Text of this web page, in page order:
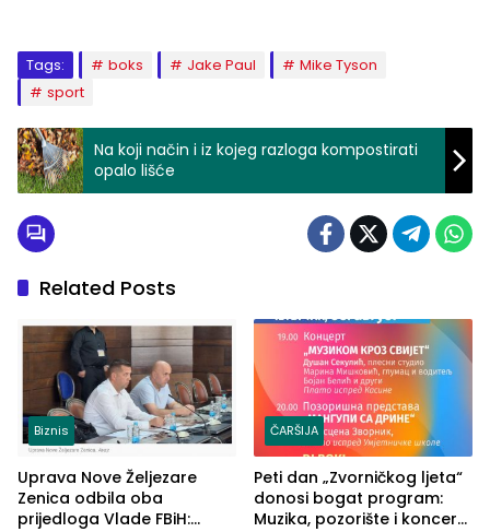
Tags: boks Jake Paul
Mike Tyson
sport
Na koji način i iz kojeg razloga kompostirati
opalo lišće
Related Posts
Biznis
Uprava Nove Željezare
Zenica odbila oba
prijedloga Vlade FBiH:
ČARŠIJA
Peti dan „Zvorničkog ljeta“
donosi bogat program:
Muzika, pozorište i koncert